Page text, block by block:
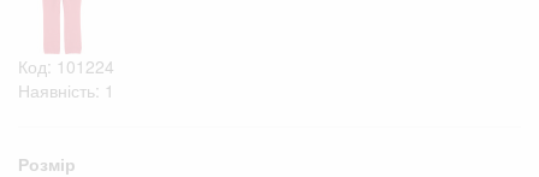
Код: 101224
Наявність: 1
Розмір